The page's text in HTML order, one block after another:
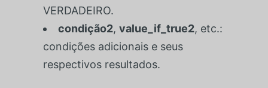
VERDADEIRO.
condição2, value_if_true2, etc.:
condições adicionais e seus
respectivos resultados.